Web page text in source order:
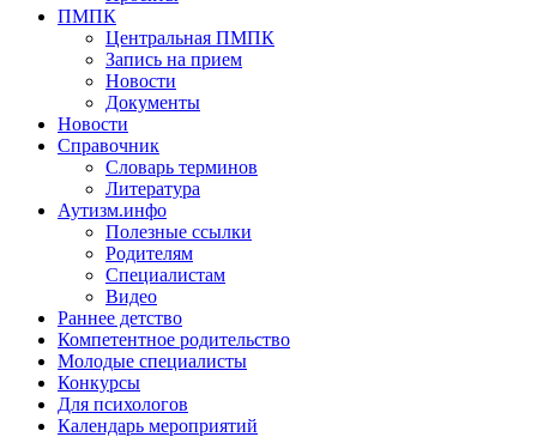
ПМПК
Центральная ПМПК
Запись на прием
Новости
Документы
Новости
Справочник
Словарь терминов
Литература
Аутизм.инфо
Полезные ссылки
Родителям
Специалистам
Видео
Раннее детство
Компетентное родительство
Молодые специалисты
Конкурсы
Для психологов
Календарь мероприятий